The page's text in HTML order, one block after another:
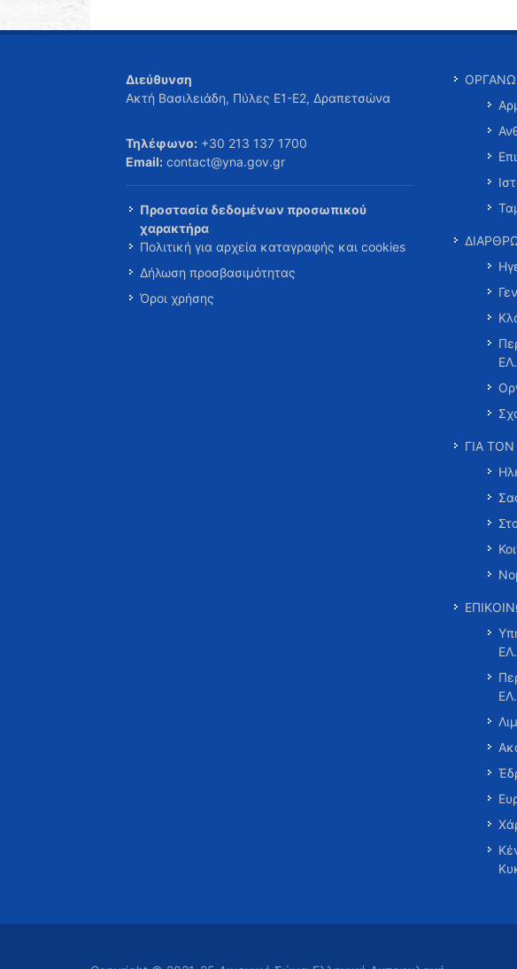
Διεύθυνση
Ακτή Βασιλειάδη, Πύλες Ε1-Ε2, Δραπετσώνα
Τηλέφωνο: +30 213 137 1700
Email: contact@yna.gov.gr
Προστασία δεδομένων προσωπικού
χαρακτήρα
Πολιτική για αρχεία καταγραφής και cookies
Δήλωση προσβασιμότητας
Όροι χρήσης
ΓΙΑ